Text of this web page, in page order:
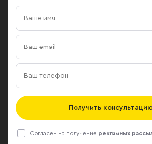
Получить консультацию
Согласен на получение рекламных